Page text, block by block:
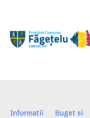
Informatii
Buget si